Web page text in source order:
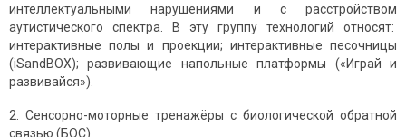
интеллектуальными нарушениями и с расстройством
аутистического спектра. В эту группу технологий относят:
интерактивные полы и проекции; интерактивные песочницы
(iSandBOX); развивающие напольные платформы («Играй и
развивайся»).
2. Сенсорно-моторные тренажёры с биологической обратной
связью (БОС).